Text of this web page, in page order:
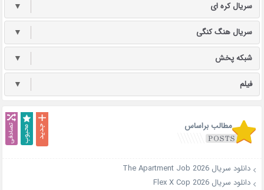
سریال کره ای ▼
سریال هنگ کنگی ▼
شبکه پخش ▼
فیلم ▼
مطالب براساس
دانلود سریال The Apartment Job 2026
دانلود سریال Flex X Cop 2026